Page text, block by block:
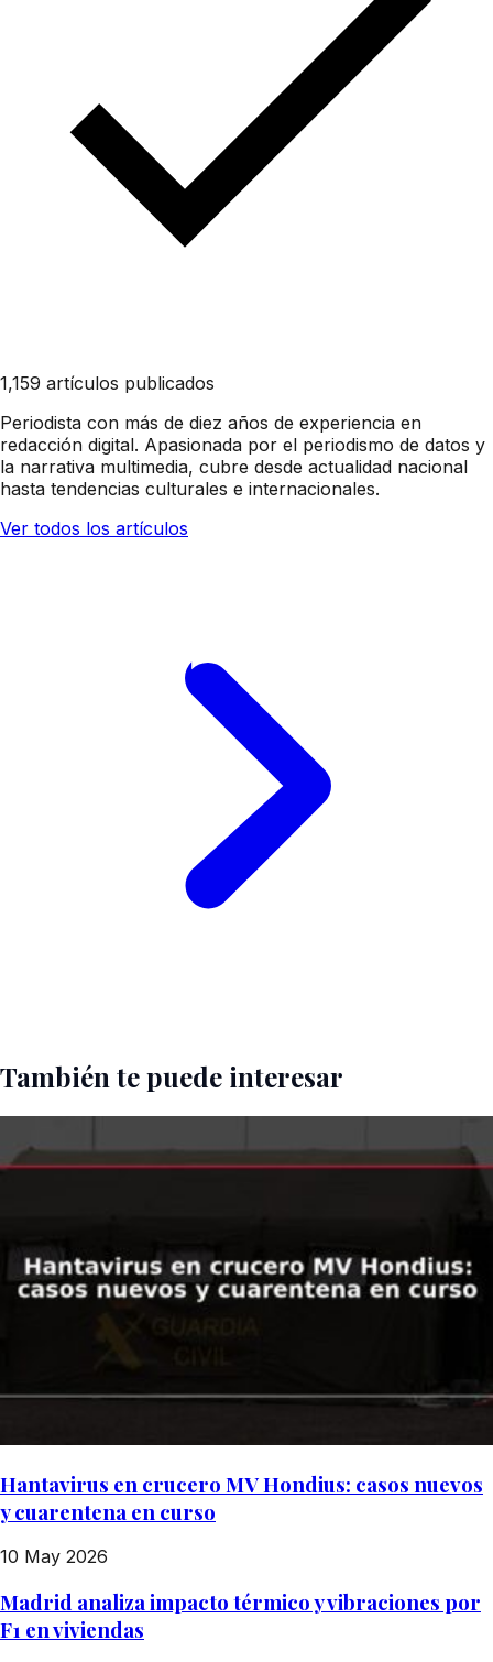
1,159 artículos publicados
Periodista con más de diez años de experiencia en
redacción digital. Apasionada por el periodismo de datos y
la narrativa multimedia, cubre desde actualidad nacional
hasta tendencias culturales e internacionales.
Ver todos los artículos
También te puede interesar
Hantavirus en crucero MV Hondius: casos nuevos
y cuarentena en curso
10 May 2026
Madrid analiza impacto térmico y vibraciones por
F1 en viviendas